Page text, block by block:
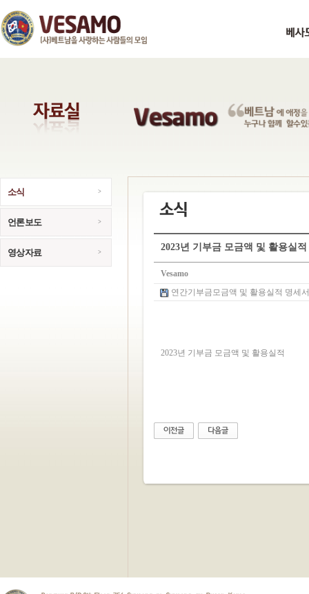
소식
언론보도
영상자료
2023년 기부금 모금액 및 활용실적
Vesamo
연간기부금모금액 및 활용실적 명세
2023년 기부금 모금액 및 활용실적